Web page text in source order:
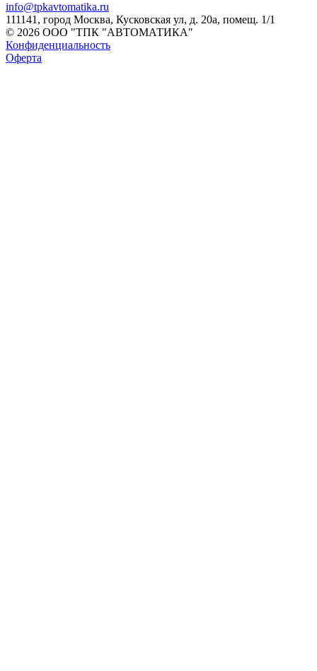
info@tpkavtomatika.ru
111141, город Москва, Кусковская ул, д. 20а, помещ. 1/1
© 2026 ООО "ТПК "АВТОМАТИКА"
Конфиденциальность
Оферта